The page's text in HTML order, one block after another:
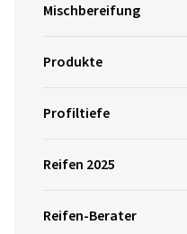
Mischbereifung
Produkte
Profiltiefe
Reifen 2025
Reifen-Berater